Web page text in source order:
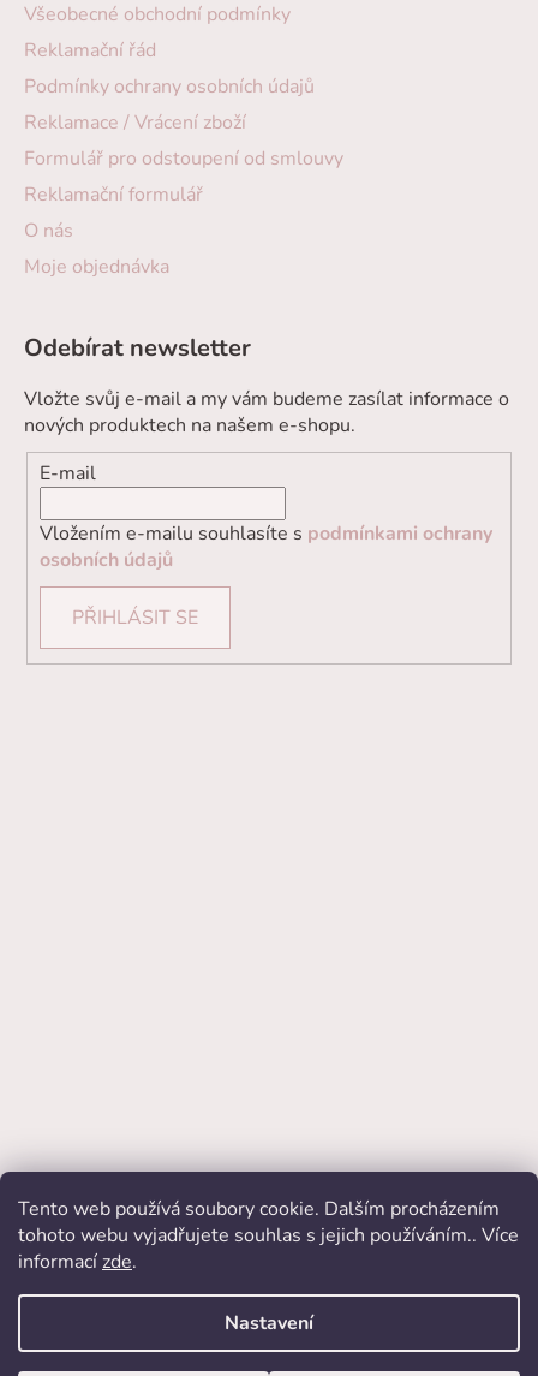
Tento web používá soubory cookie. Dalším procházením
tohoto webu vyjadřujete souhlas s jejich používáním.. Více
informací zde.
Nastavení
Všeobecné obchodní podmínky
Reklamační řád
Podmínky ochrany osobních údajů
Reklamace / Vrácení zboží
Formulář pro odstoupení od smlouvy
Reklamační formulář
O nás
Moje objednávka
Odebírat newsletter
Vložte svůj e-mail a my vám budeme zasílat informace o
nových produktech na našem e-shopu.
E-mail
Vložením e-mailu souhlasíte s podmínkami ochrany
osobních údajů
PŘIHLÁSIT SE
Přijímáme online platby